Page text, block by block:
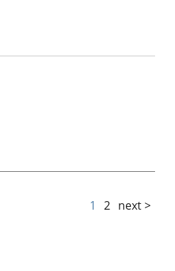
1 2 next >